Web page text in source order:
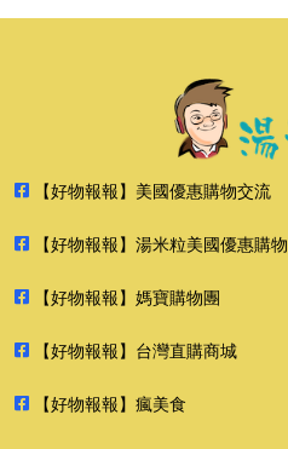
【好物報報】美國優惠購物交流
【好物報報】湯米粒美國優惠購物
【好物報報】媽寶購物團
【好物報報】台灣直購商城
【好物報報】瘋美食